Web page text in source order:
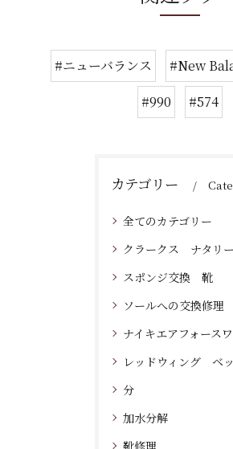
#ニューバランス #New
#990
#574
カテゴリー
全てのカテゴリー
クラークス ナタリー
スポンジ交換 靴
ソールへの交換修理
ナイキエアフォース
レッドウィング ベ
分
加水分解
靴修理